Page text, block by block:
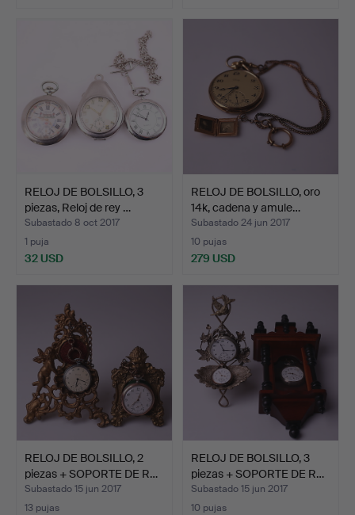
RELOJ DE BOLSILLO, 3
piezas, Reloj de rey …
Subastado 8 oct 2017
1 puja
32 USD
RELOJ DE BOLSILLO, oro
14k, cadena y amule…
Subastado 24 jun 2017
10 pujas
279 USD
RELOJ DE BOLSILLO, 2
piezas + SOPORTE DE R…
Subastado 15 jun 2017
13 pujas
RELOJ DE BOLSILLO, 3
piezas + SOPORTE DE R…
Subastado 15 jun 2017
10 pujas